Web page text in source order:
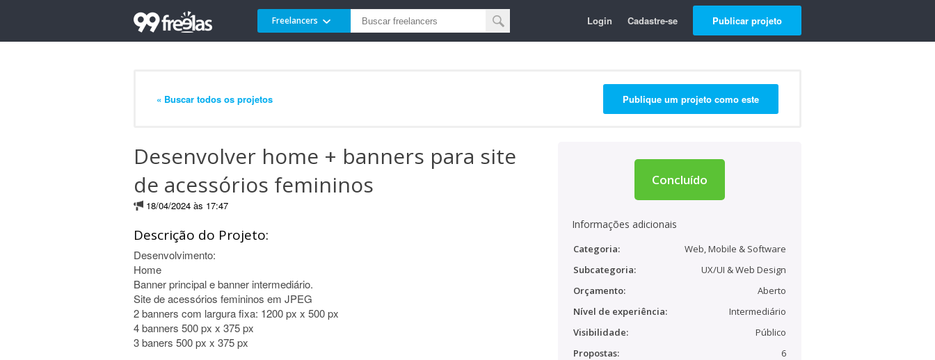
Freelancers Login Cadastre-se Publicar projeto
« Buscar todos os projetos Publique um projeto como este
Desenvolver home + banners para site
de acessórios femininos
18/04/2024 às 17:47
Descrição do Projeto:
Desenvolvimento:
Home
Banner principal e banner intermediário.
Site de acessórios femininos em JPEG
2 banners com largura fixa: 1200 px x 500 px
4 banners 500 px x 375 px
3 baners 500 px x 375 px
Concluído
Informações adicionais
Categoria:
Web, Mobile & Software
Subcategoria:
UX/UI & Web Design
Orçamento:
Aberto
Nível de experiência:
Intermediário
Visibilidade:
Público
Propostas:
6